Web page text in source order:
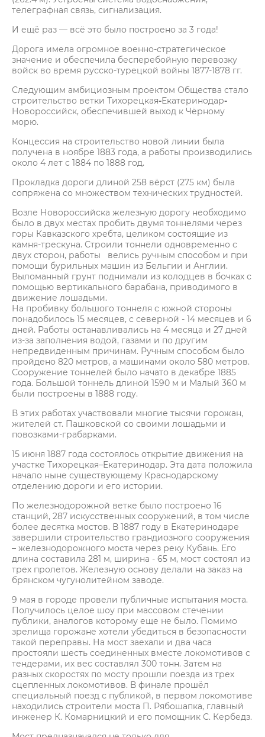
телеграфная связь, сигнализация.
И ещё раз — всё это было построено за 3 года!
Дорога имела огромное военно-стратегическое
значение и обеспечила бесперебойную перевозку
войск во время русско-турецкой войны 1877-1878 гг.
Следующим амбициозным проектом Общества стало
строительство ветки Тихорецкая-Екатеринодар-
Новороссийск, обеспечившей выход к Чёрному
морю.
Концессия на строительство новой линии была
получена в ноябре 1883 года, а работы производились
около 4 лет с 1884 по 1888 год.
Прокладка дороги длиной 258 вёрст (275 км) была
сопряжена со множеством технических трудностей.
Возле Новороссийска железную дорогу необходимо
было в двух местах пробить двумя тоннелями через
горы Кавказского хребта, целиком состоящие из
камня-трескуна. Строили тоннели одновременно с
двух сторон, работы велись ручным способом и при
помощи бурильных машин из Бельгии и Англии.
Выломанный грунт поднимали из колодцев в бочках с
помощью вертикального барабана, приводимого в
движение лошадьми.
На пробивку большого тоннеля с южной стороны
понадобилось 15 месяцев, с северной - 14 месяцев и 6
дней. Работы останавливались на 4 месяца и 27 дней
из-за заполнения водой, газами и по другим
непредвиденным причинам. Ручным способом было
пройдено 820 метров, а машинами около 580 метров.
Сооружение тоннелей было начато в декабре 1885
года. Большой тоннель длиной 1590 м и Малый 360 м
были построены в 1888 году.
В этих работах участвовали многие тысячи горожан,
жителей ст. Пашковской со своими лошадьми и
повозками-грабарками.
15 июня 1887 года состоялось открытие движения на
участке Тихорецкая–Екатеринодар. Эта дата положила
начало ныне существующему Краснодарскому
отделению дороги и его истории.
По железнодорожной ветке было построено 16
станций, 287 искусственных сооружений, в том числе
более десятка мостов. В 1887 году в Екатеринодаре
завершили строительство грандиозного сооружения
– железнодорожного моста через реку Кубань. Его
длина составила 281 м, ширина - 65 м, мост состоял из
трех пролетов. Железную основу делали на заказ на
брянском чугунолитейном заводе.
9 мая в городе провели публичные испытания моста.
Получилось целое шоу при массовом стечении
публики, аналогов которому еще не было. Помимо
зрелища горожане хотели убедиться в безопасности
такой переправы. На мост заехали и два часа
простояли шесть соединенных вместе локомотивов с
тендерами, их вес составлял 300 тонн. Затем на
разных скоростях по мосту прошли поезда из трех
сцепленных локомотивов. В финале прошёл
специальный поезд с публикой, в первом локомотиве
находились строители моста П. Рябошапка, главный
инженер К. Комарницкий и его помощник С. Кербедз.